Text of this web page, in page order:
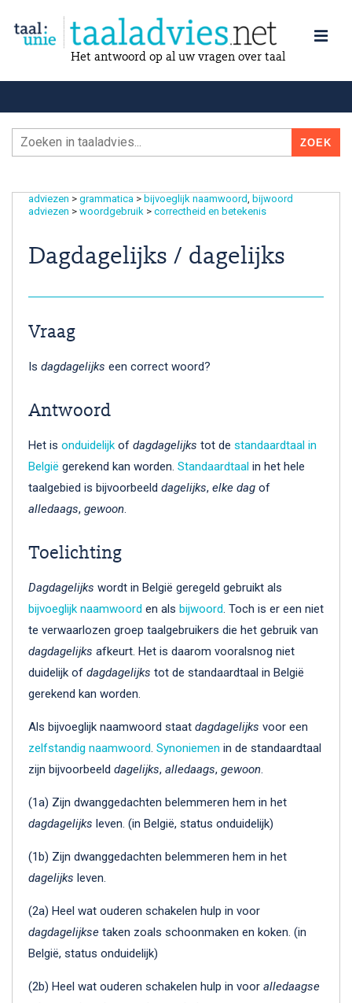
Het antwoord op al uw vragen over taal
adviezen > grammatica > bijvoeglijk naamwoord
bijwoord
adviezen > woordgebruik > correctheid en betekenis
Dagdagelijks / dagelijks
Vraag
Is dagdagelijks een correct woord?
Antwoord
Het is onduidelijk of dagdagelijks tot de standaardtaal in
België gerekend kan worden. Standaardtaal in het hele
taalgebied is bijvoorbeeld dagelijks, elke dag of
alledaags, gewoon.
Toelichting
Dagdagelijks wordt in België geregeld gebruikt als
bijvoeglijk naamwoord en als bijwoord. Toch is er een niet
te verwaarlozen groep taalgebruikers die het gebruik van
dagdagelijks afkeurt. Het is daarom vooralsnog niet
duidelijk of dagdagelijks tot de standaardtaal in België
gerekend kan worden.
Als bijvoeglijk naamwoord staat dagdagelijks voor een
zelfstandig naamwoord. Synoniemen in de standaardtaal
zijn bijvoorbeeld dagelijks, alledaags, gewoon.
(1a) Zijn dwanggedachten belemmeren hem in het
dagdagelijks leven. (in België, status onduidelijk)
(1b) Zijn dwanggedachten belemmeren hem in het
dagelijks leven.
(2a) Heel wat ouderen schakelen hulp in voor
dagdagelijkse taken zoals schoonmaken en koken. (in
België, status onduidelijk)
(2b) Heel wat ouderen schakelen hulp in voor alledaagse